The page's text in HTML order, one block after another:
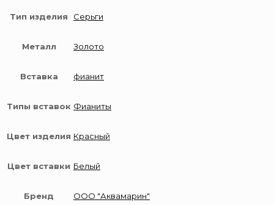
Тип изделия Серьги
Металл Золото
Вставка фианит
Типы вставок Фианиты
Цвет изделия Красный
Цвет вставки Белый
Бренд ООО "Аквамарин"